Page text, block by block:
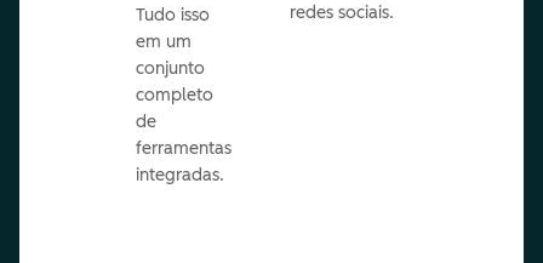
Tudo isso
em um
conjunto
completo
de
ferramentas
integradas.
redes sociais.